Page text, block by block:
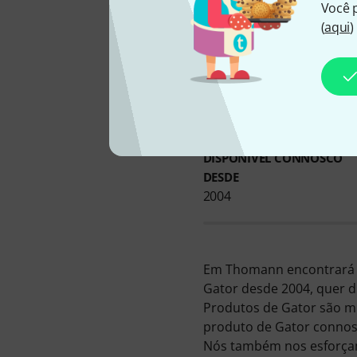
Você
(aqui)
DISPONÍVEL CONNOSCO
DESDE
2004
Em Thomann
Gator desde 2004, quer
Produtos de Gator são
produto de Gator
Nós também nos